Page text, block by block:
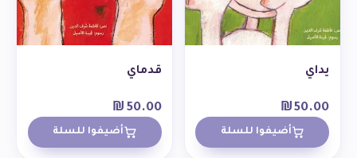
يداي
₪50.00
أضيفوا للسلة
قدماي
₪ 50.00
أضيفوا للسلة